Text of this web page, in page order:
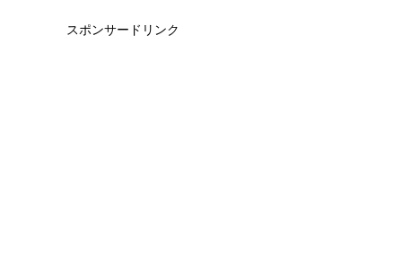
スポンサードリンク